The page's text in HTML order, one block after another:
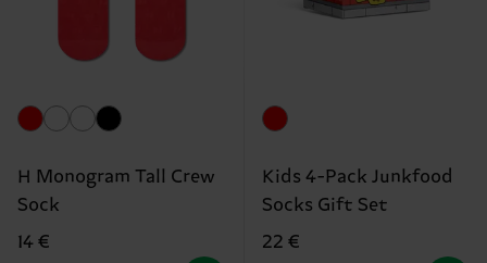
H Monogram Tall Crew
Sock
14 €
Kids 4-Pack Junkfood
Socks Gift Set
22 €